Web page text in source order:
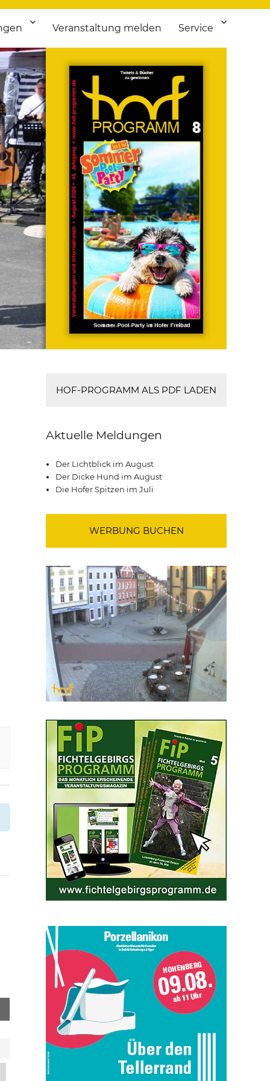
Veranstaltung melden Service
HOF-PROGRAMM ALS PDF LADEN
Aktuelle Meldungen
Der Lichtblick im August
Der Dicke Hund im August
Die Hofer Spitzen im Juli
WERBUNG BUCHEN